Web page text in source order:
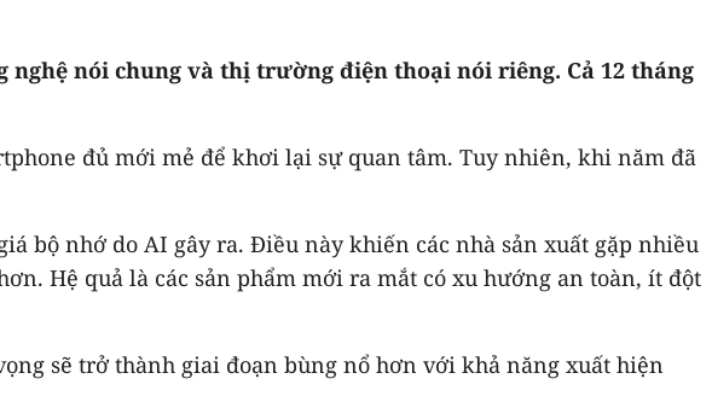
nói chung và thị trường điện thoại nói riêng. Cả 12 tháng
đủ mới mẻ để khơi lại sự quan tâm. Tuy nhiên, khi năm đã
bộ nhớ do AI gây ra. Điều này khiến các nhà sản xuất gặp nhiều
Hệ quả là các sản phẩm mới ra mắt có xu hướng an toàn, ít đột
sẽ trở thành giai đoạn bùng nổ hơn với khả năng xuất hiện